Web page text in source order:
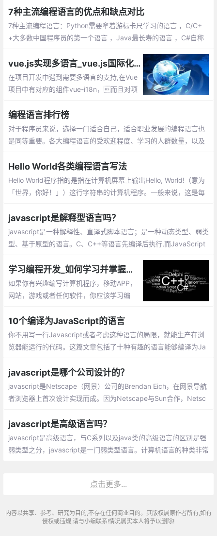
on字符串
7种主流编程语言的优点和缺点对比
7种主流编程语言：Python需要拿着游标卡尺学习的语言 ，C/C+
+大多数中国程序员的第一个语言 ，Java最长寿的语言 ，C#自称
QL数据库离不开的语言 ，PHP 世界上最好的语言
vue.js实现多语言_vue.js国际化 vue-i18n插件的使用
在项目开发中遇到需要多语言的支持,在Vue
项目中有对应的组件vue-i18n，而且对项
安装和使用，语言包的生成 & 替换项目中原
有的静态文本
编程语言排行榜
对于程序员来说，选择一门适合自己，适合职业发展的编程语言也
是同等重要。各大编程语言的受欢迎程度、学习的人群数量，以及
我们来看看。
Hello World各类编程语言写法
Hello World程序指的是指在计算机屏幕上输出Hello, World!（意为
「世界，你好！」）这行字符串的计算机程序。一般来说，这是每
编写的第一个程序
javascript是解释型语言吗？
javascript是一种解释性、直译式脚本语言；是一种动态类型、弱类
型、基于原型的语言。C、C++等语言先编译后执行,而JavaScript
学习编程开发_如何学习并掌握一门计算机编程语言
如果你有兴趣编写计算机程序，移动APP，
网站，游戏或者任何软件，你应该学习编
序。无论对于何种计算机编程语言,其核心编
程思想都是一样的
10个编译为JavaScript的语言
你不用写一行Javascript或者考虑这种语言的局限，就能生产在浏
览器能运行的代码。这篇文章包括了十种有趣的语言能够编译为Ja
javascript是哪个公司设计的？
javascript是Netscape（网景）公司的Brendan Eich，在网景导航
者浏览器上首次设计实现而成。因为Netscape与Sun合作，Netsc
实际上它的语法风格与Self及Scheme较为接近
javascript是高级语言吗？
javascript是高级语言，与C系列以及java类的高级语言的区别是强
弱类型之分，javascript是一门弱类型语言。计算机语言的种类非常
点击更多...
内容以共享、参考、研究为目的,不存在任何商业目的。其版权属原作者所有,如有
侵权或违规,请与小编联系!情况属实本人将予以删除!